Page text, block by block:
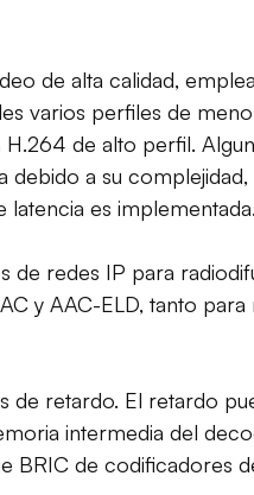
de alta calidad,
varios perfiles de
de alto perfil.
a su complejidad,
es implementada.
redes IP para
y AAC-ELD, tanto
retardo. El retardo
intermedia del
BRIC de codificadores